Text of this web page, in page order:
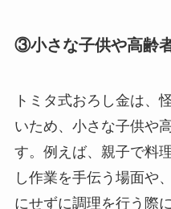
③小さな子供や高齢
トミタ式おろし金は、
いため、小さな子供や
す。例えば、親子で料
し作業を手伝う場面や
にせずに調理を行う際